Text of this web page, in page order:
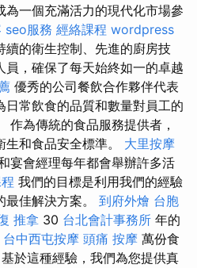
一個充滿活力的現代化市場參
seo服務 經絡課程 wordpress
續的衛生控制、先進的廚房技
，確保了每天始終如一的卓越
優秀的公司餐飲合作夥伴代表
常飲食的品質和數量對員工的
作為傳統的食品服務提供者，
和食品安全標準。 大里按摩
宴會經理每年都會舉辦許多活
我們的目標是利用我們的經驗
佳解決方案。 到府外燴 台胞
推拿 30 台北會計事務所 年的
台中西屯按摩 頭痛 按摩 萬份食
基於這種經驗，我們為您提供真